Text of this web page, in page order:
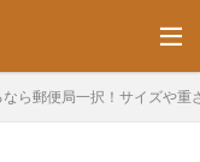
ら郵便局一択！サイズや重